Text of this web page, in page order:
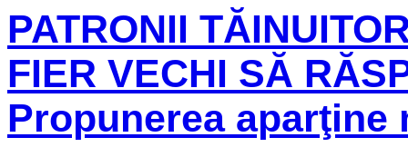
PATRONII
FIER VECHI SĂ
Propunerea